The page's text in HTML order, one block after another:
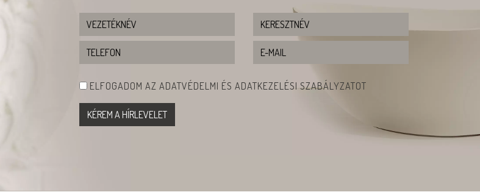
ELFOGADOM AZ ADATVÉDELMI ÉS ADATKEZELÉSI SZABÁLYZATOT